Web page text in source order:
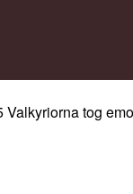
Valkyriorna tog